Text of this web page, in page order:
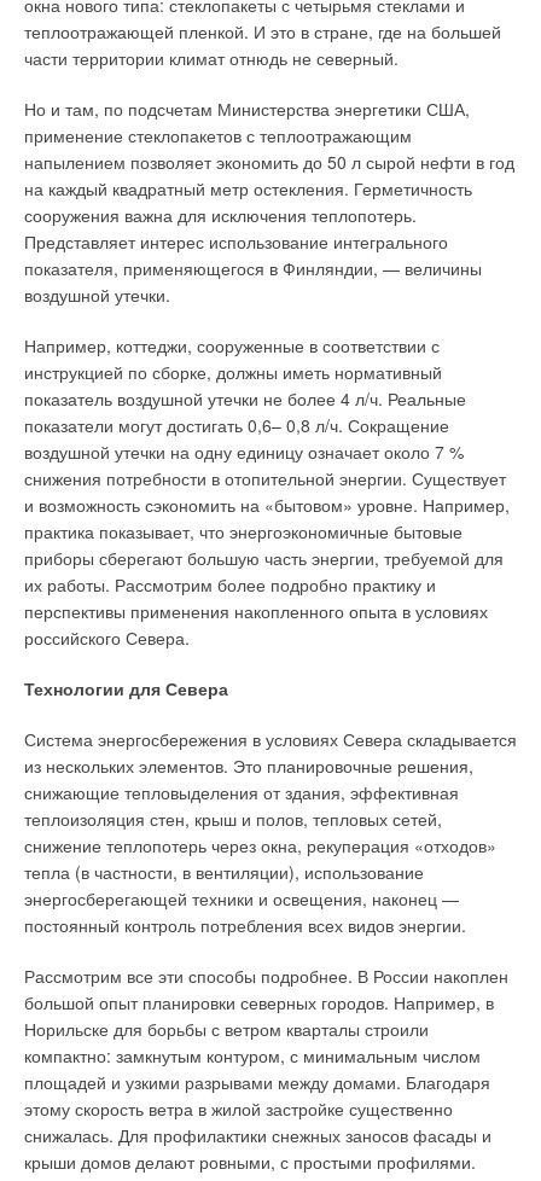
окна нового типа: стеклопакеты с четырьмя стеклами и
теплоотражающей пленкой. И это в стране, где на большей
части территории климат отнюдь не северный.
Но и там, по подсчетам Министерства энергетики США,
применение стеклопакетов с теплоотражающим
напылением позволяет экономить до 50 л сырой нефти в год
на каждый квадратный метр остекления. Герметичность
сооружения важна для исключения теплопотерь.
Представляет интерес использование интегрального
показателя, применяющегося в Финляндии, — величины
воздушной утечки.
Например, коттеджи, сооруженные в соответствии с
инструкцией по сборке, должны иметь нормативный
показатель воздушной утечки не более 4 л/ч. Реальные
показатели могут достигать 0,6– 0,8 л/ч. Сокращение
воздушной утечки на одну единицу означает около 7 %
снижения потребности в отопительной энергии. Существует
и возможность сэкономить на «бытовом» уровне. Например,
практика показывает, что энергоэкономичные бытовые
приборы сберегают большую часть энергии, требуемой для
их работы. Рассмотрим более подробно практику и
перспективы применения накопленного опыта в условиях
российского Севера.
Технологии для Севера
Система энергосбережения в условиях Севера складывается
из нескольких элементов. Это планировочные решения,
снижающие тепловыделения от здания, эффективная
теплоизоляция стен, крыш и полов, тепловых сетей,
снижение теплопотерь через окна, рекуперация «отходов»
тепла (в частности, в вентиляции), использование
энергосберегающей техники и освещения, наконец —
постоянный контроль потребления всех видов энергии.
Рассмотрим все эти способы подробнее. В России накоплен
большой опыт планировки северных городов. Например, в
Норильске для борьбы с ветром кварталы строили
компактно: замкнутым контуром, с минимальным числом
площадей и узкими разрывами между домами. Благодаря
этому скорость ветра в жилой застройке существенно
снижалась. Для профилактики снежных заносов фасады и
крыши домов делают ровными, с простыми профилями.
мини-ТЭС обычно приходится сталкиваться со многими
противоречивыми требованиями [2]. Одним из таких
требований являются значения минимальной и
требование определяет максимальную единичную мощность
и количество агрегатов.
К примеру, если максимальная нагрузка составляет 500 кВт,
а минимальная в ночное время суток — 30 кВт, то довольно
сложно подобрать генераторную установку на основе
газопоршневых агрегатов (ГПА), продолжительная
минимальная мощность которых должна быть не менее 45–
ГПА не более 60–70 кВт количество однотипных агрегатов
составит не менее 9–10 штук.
У микротурбинной установки (МТУ) при работе в тепловом
режиме минимальная продолжительная электрическая
нагрузка может быть 0 кВт (режим холостого хода). Другая
проблема связана с единичным набросом нагрузки в один
прием. Большинство производителей ГПА рекомендуют
наброс нагрузки в один прием не более 10–20 % от
номинальной мощности, в то время как МТУ допускают
наброс/сброс нагрузки 100 %.
недостатков (по затратам на техническое обслуживание и
выбросов окислов азота NOX — у ГПА 250–900 мг/м3, по
уровню шума и вибраций — у ГПА они выше) многие
специалисты отдают предпочтение микротурбинным
установкам в проектных решениях автономных миниТЭС с
мощностью от 0 до 1,5–2 МВт.
Появление микротурбинных установок связано с отсутствием
на рынке надежных, высокоресурсных, с низким уровнем
эксплуатацию автономных источников постоянного электрои
теплоснабжения с электрической мощностью до 100 кВт и
более. Выбор микротурбинной установки является более
предпочтительным в следующих случаях: требуется
полностью автономный режим работы, при котором
электрическая нагрузка может изменяться от 0 до 100 % по
любому графику; графики потребления тепловой и
электрической нагрузки не совпадают друг с другом; при